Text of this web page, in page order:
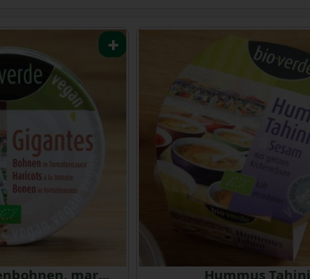
Gigantes Riesenbohnen, mariniert
Hummus Tahini